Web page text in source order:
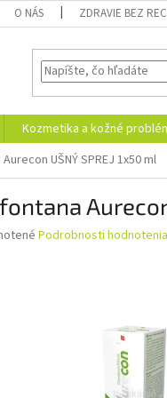
O NÁS ZDRAVIE BEZ
Kozmetika a kožné
UŠNÝ SPREJ 1x50 ml
Aurecon
Podrobnosti hodnotenia